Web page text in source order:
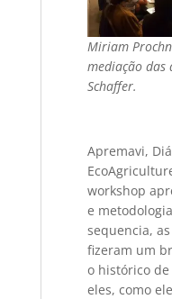
Miriam
mediação das
Schaffer.
Apremavi,
workshop
e
sequencia,
fizeram um
o histórico
eles, como